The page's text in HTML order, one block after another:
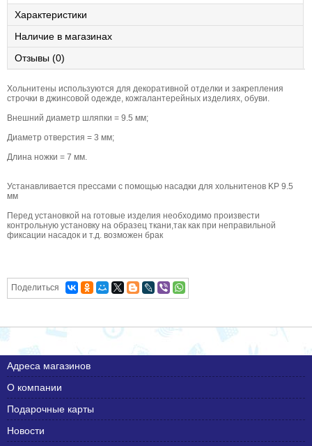
Характеристики
Наличие в магазинах
Отзывы (0)
Хольнитены используются для декоративной отделки и закрепления
строчки в джинсовой одежде, кожгалантерейных изделиях, обуви.
Внешний диаметр шляпки = 9.5 мм;
Диаметр отверстия = 3 мм;
Длина ножки = 7 мм.
Устанавливается прессами с помощью насадки для хольнитенов KP 9.5
мм
Перед установкой на готовые изделия необходимо произвести
контрольную установку на образец ткани,так как при неправильной
фиксации насадок и т.д. возможен брак
Поделиться
Адреса магазинов
О компании
Подарочные карты
Новости